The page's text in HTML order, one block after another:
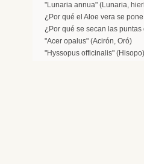
"Lunaria annua" (Lunaria,
¿Por qué el Aloe vera se
¿Por qué se secan las
"Acer opalus" (Acirón, Oró)
"Hyssopus officinalis" (Hisopo)